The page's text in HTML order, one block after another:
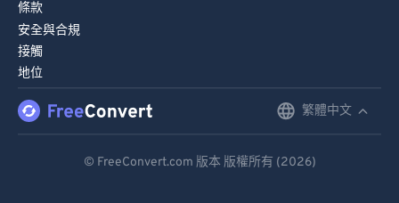
條款
安全與合規
接觸
地位
繁體中文
© FreeConvert.com 版本 版權所有 (2026)